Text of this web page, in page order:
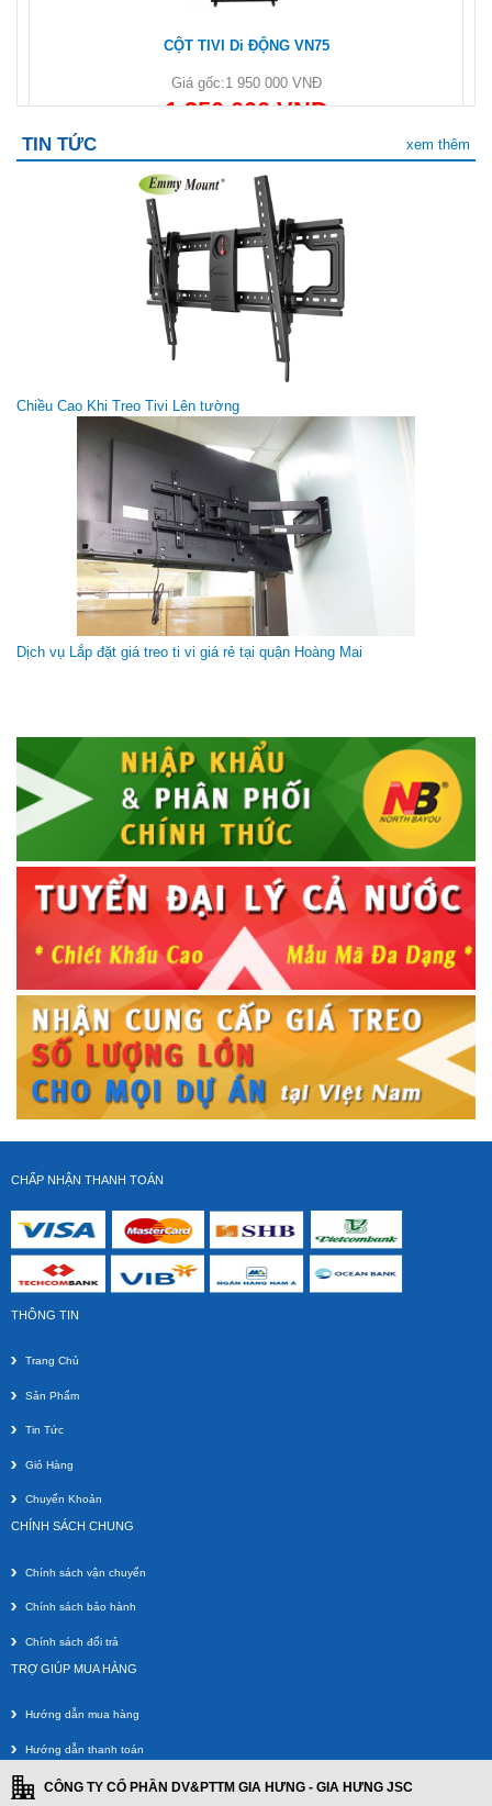
CỘT TIVI Di ĐỘNG VN75
Giá gốc:1 950 000 VNĐ
1 350 000 VNĐ
Giá Treo Góc P6 (40-70 inch)
Giá gốc:
Dây HDMI Liton 3m
Dây HDMI Liton 2m
Giá gốc:210 000 VNĐ
Dây HDMI Liton 1.5m
Giá gốc: 210 000 VNĐ
TIN TỨC xem thêm
Chiều Cao Khi Treo Tivi Lên tường
Dịch vụ Lắp đặt giá treo ti vi giá rẻ tại quận Hoàng Mai
CHẤP NHẬN THANH TOÁN
THÔNG TIN
Trang Chủ
Sản Phẩm
Tin Tức
Giỏ Hàng
Chuyển Khoản
CHÍNH SÁCH CHUNG
Chính sách vận chuyển
Chính sách bảo hành
Chính sách đổi trả
TRỢ GIÚP MUA HÀNG
Hướng dẫn mua hàng
Hướng dẫn thanh toán
CÔNG TY CỔ PHẦN DV&PTTM GIA HƯNG - GIA HƯNG JSC